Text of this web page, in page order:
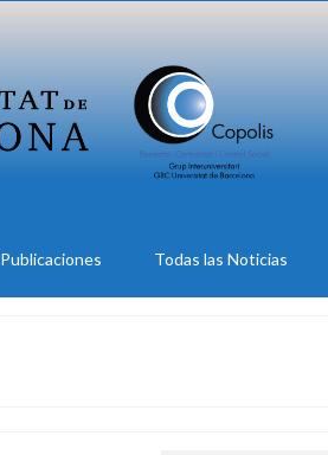
Publicaciones Todas las Noticias